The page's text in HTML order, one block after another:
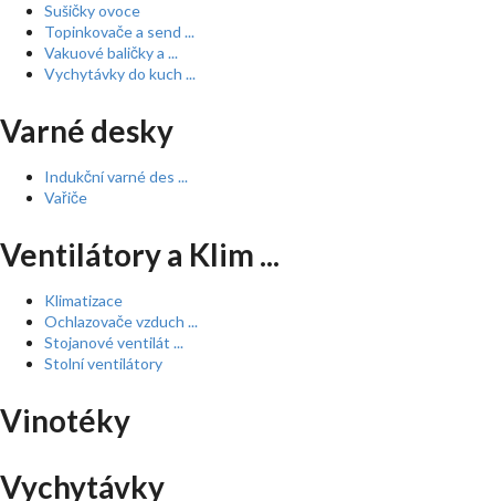
Sušičky ovoce
Topinkovače a send ...
Vakuové baličky a ...
Vychytávky do kuch ...
Varné desky
Indukční varné des ...
Vařiče
Ventilátory a Klim ...
Klimatizace
Ochlazovače vzduch ...
Stojanové ventilát ...
Stolní ventilátory
Vinotéky
Vychytávky